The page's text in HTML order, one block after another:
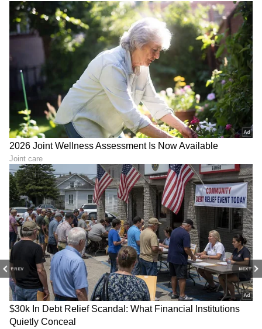
PREV NEXT
ಮೂಲ ಸಂಖ್ಯೆ 7
ಇವರಿಗೆ 38 ಮತ್ತು 44ನೇ ವಯಸ್ಸು ತುಂಬಾ ಚೆನ್ನಾಗಿರುತ್ತದೆ.
ಈ ಸಮಯದಲ್ಲಿ ಹಣಕಾಸಿನ ಲಾಭ ಮತ್ತು ಹೊಸ
ಸಾಧನೆಗಳನ್ನು ಮಾಡಲು ಅವಕಾಶ ಸಿಗುತ್ತದೆ.
ಮೂಲ ಸಂಖ್ಯೆ 8
ಮೂಲ ಸಂಖ್ಯೆ 8 ಹೊಂದಿರುವವರಿಗೆ 36 ಮತ್ತು 42ನೇ
ವಯಸ್ಸು ಅನುಕೂಲಕರವಾಗಿರುತ್ತದೆ. ಈ ಸಮಯದಲ್ಲಿ
ಅದೃಷ್ಟದ ಸಂಪೂರ್ಣ ಬೆಂಬಲ ಸಿಗುತ್ತದೆ, ದೊಡ್ಡ ಹಣಕಾಸಿನ
ಲಾಭವೂ ಬರಬಹುದು.
ಮೂಲ ಸಂಖ್ಯೆ 9
ಮೂಲ ಸಂಖ್ಯೆ 9 ಹೊಂದಿರುವವರಿಗೆ 28ನೇ ವಯಸ್ಸು ಬಹಳ
ವಿಶೇಷ. ಈ ವಯಸ್ಸಿನಲ್ಲಿ ಖ್ಯಾತಿ, ಗೌರವ, ಯಶಸ್ಸು ಎಲ್ಲವೂ
ಸಿಗುವ ಸಾಧ್ಯತೆಗಳು ಹೆಚ್ಚು.
5
5